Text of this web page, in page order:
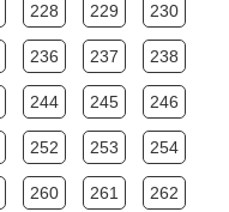
228 229 230
236 237 238
244 245 246
252 253 254
260 261 262